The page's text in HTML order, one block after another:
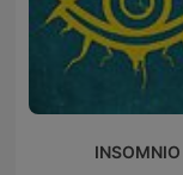
INSOMNIO